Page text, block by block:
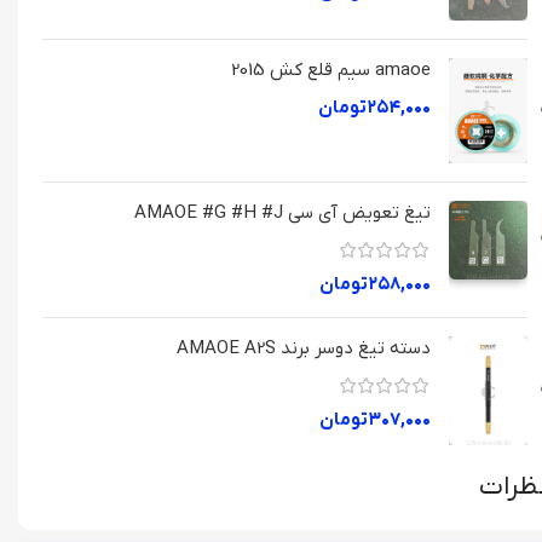
amaoe سیم قلع کش 2015
۲۵۴,۰۰۰تومان
تیغ تعویض آی سی AMAOE #G #H #J
۲۵۸,۰۰۰تومان
دسته تیغ دوسر برند AMAOE A2S
۳۰۷,۰۰۰تومان